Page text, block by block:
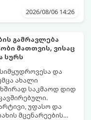
პროცესად
გთავაზობთ
2026/08/06 14:26
გამრავლება
მათთვის, ვისაც
სურს
და
ახალი
ხშირად საკმაოდ დიდ
უფასო და
მცენარეების